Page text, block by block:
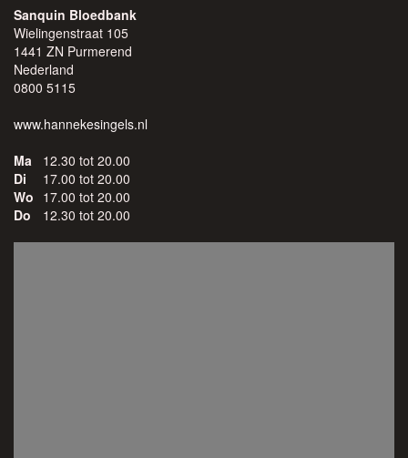
Sanquin Bloedbank
Wielingenstraat 105
1441 ZN Purmerend
Nederland
0800 5115
www.hannekesingels.nl
Ma
12.30 tot 20.00
Di
17.00 tot 20.00
Wo 17.00 tot 20.00
Do
12.30 tot 20.00